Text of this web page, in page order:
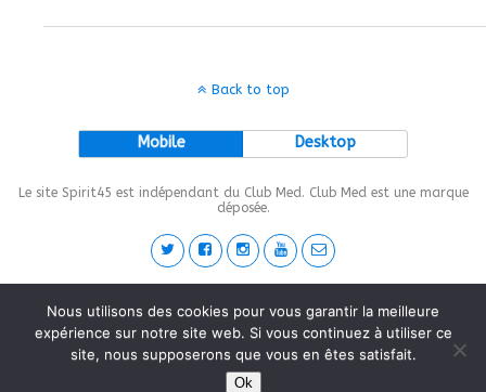
Back to top
Mobile Desktop
Le site Spirit45 est indépendant du Club Med. Club Med est une marque
déposée.
This site is protected by wp-copyrightpro.com
Nous utilisons des cookies pour vous garantir la meilleure
expérience sur notre site web. Si vous continuez à utiliser ce
site, nous supposerons que vous en êtes satisfait.
Ok